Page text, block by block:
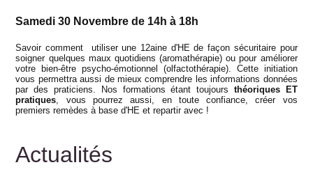
Samedi 30 Novembre de 14h à 18h
Savoir comment utiliser une 12aine d'HE de façon sécuritaire pour
soigner quelques maux quotidiens (aromathérapie) ou pour améliorer
votre bien-être psycho-émotionnel (olfactothérapie). Cette initiation
vous permettra aussi de mieux comprendre les informations données
par des praticiens. Nos formations étant toujours théoriques ET
pratiques, vous pourrez aussi, en toute confiance, créer vos
premiers remèdes à base d'HE et repartir avec !
Actualités